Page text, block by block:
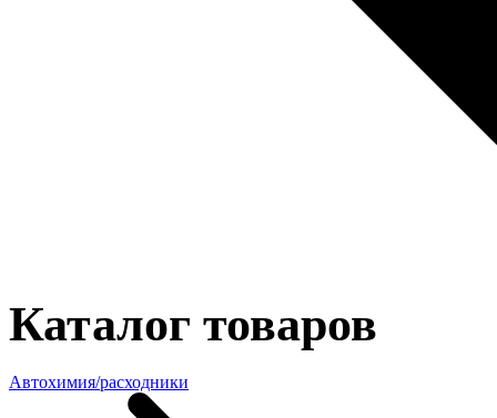
Каталог товаров
Автохимия/расходники